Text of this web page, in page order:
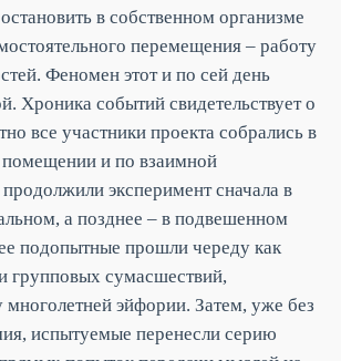
в собственном организме
перемещения – работу
Феномен этот и по сей день
Хроника событий свидетельствует о
все участники проекта собрались в
и по взаимной
эксперимент сначала в
а позднее – в подвешенном
подопытные прошли череду как
групповых сумасшествий,
эйфории. Затем, уже без
испытуемые перенесли серию